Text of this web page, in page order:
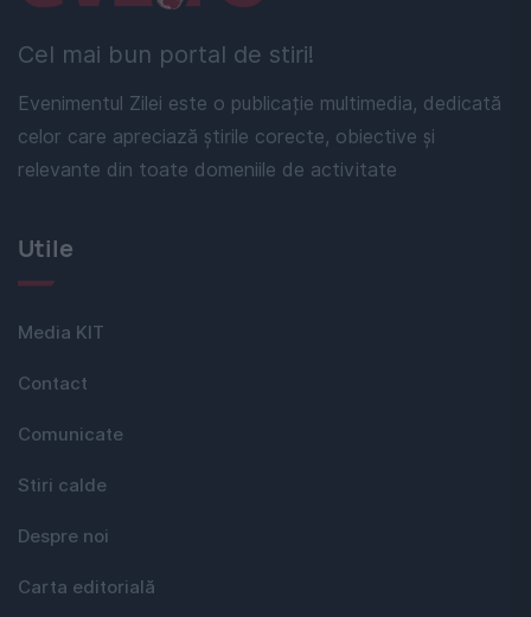
Cel mai bun portal de stiri!
Evenimentul Zilei este o publicație multimedia, dedicată
celor care apreciază știrile corecte, obiective și
relevante din toate domeniile de activitate
Utile
Media KIT
Contact
Comunicate
Stiri calde
Despre noi
Carta editorială